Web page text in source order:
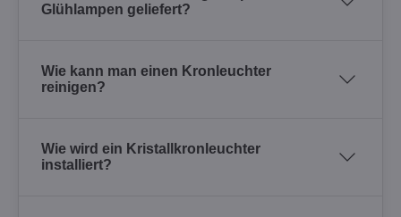
Glühlampen geliefert?
Wie kann man einen Kronleuchter
reinigen?
Wie wird ein Kristallkronleuchter
installiert?